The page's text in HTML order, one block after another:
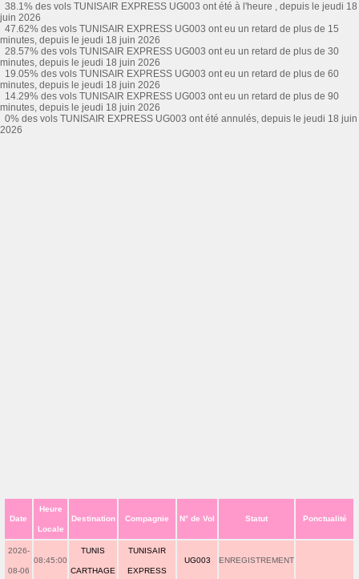
38.1% des vols TUNISAIR EXPRESS UG003 ont été à l'heure , depuis le jeudi 18
juin 2026
47.62% des vols TUNISAIR EXPRESS UG003 ont eu un retard de plus de 15
minutes, depuis le jeudi 18 juin 2026
28.57% des vols TUNISAIR EXPRESS UG003 ont eu un retard de plus de 30
minutes, depuis le jeudi 18 juin 2026
19.05% des vols TUNISAIR EXPRESS UG003 ont eu un retard de plus de 60
minutes, depuis le jeudi 18 juin 2026
14.29% des vols TUNISAIR EXPRESS UG003 ont eu un retard de plus de 90
minutes, depuis le jeudi 18 juin 2026
0% des vols TUNISAIR EXPRESS UG003 ont été annulés, depuis le jeudi 18 juin
2026
Date
Heure
Locale
Destination Compagnie N° de Vol Statut Ponctualité
2026-
08-06
08:45:00
TUNIS
CARTHAGE
TUNISAIR
EXPRESS
UG003 ENREGISTREMENT